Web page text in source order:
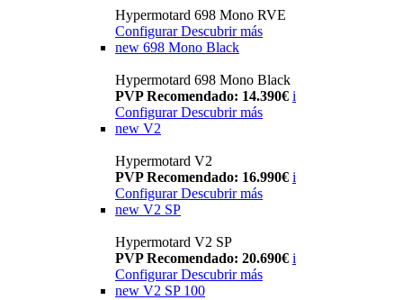
Hypermotard 698 Mono RVE
Configurar Descubrir más
new 698 Mono Black
Hypermotard 698 Mono Black
PVP Recomendado: 14.390€ i
Configurar Descubrir más
new V2
Hypermotard V2
PVP Recomendado: 16.990€ i
Configurar Descubrir más
new V2 SP
Hypermotard V2 SP
PVP Recomendado: 20.690€ i
Configurar Descubrir más
new V2 SP 100